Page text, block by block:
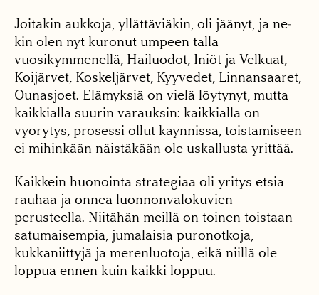
Joitakin aukkoja, yllät­täviäkin, oli jäänyt, ja ne­
kin olen nyt kuronut um­peen tällä
vuosikymmenel­lä, Hailuodot, Iniöt ja Vel­kuat,
Koijärvet, Koskeljärvet, Kyyvedet, Linnansaa­ret,
Ounasjoet. Elämyksiä on vielä löytynyt, mutta
kaikkialla suurin varauk­sin: kaikkialla on
vyörytys, prosessi ollut käynnissä, toistamiseen
ei mihinkään näistäkään ole uskallusta yrittää.
Kaikkein huonointa stra­tegiaa oli yritys etsiä
rau­haa ja onnea luonnonvalokuvien
perusteella. Niitä­hän meillä on toinen tois­taan
satumaisempia, juma­laisia puronotkoja,
kukkaniittyjä ja merenluotoja, ei­kä niillä ole
loppua ennen kuin kaikki loppuu.